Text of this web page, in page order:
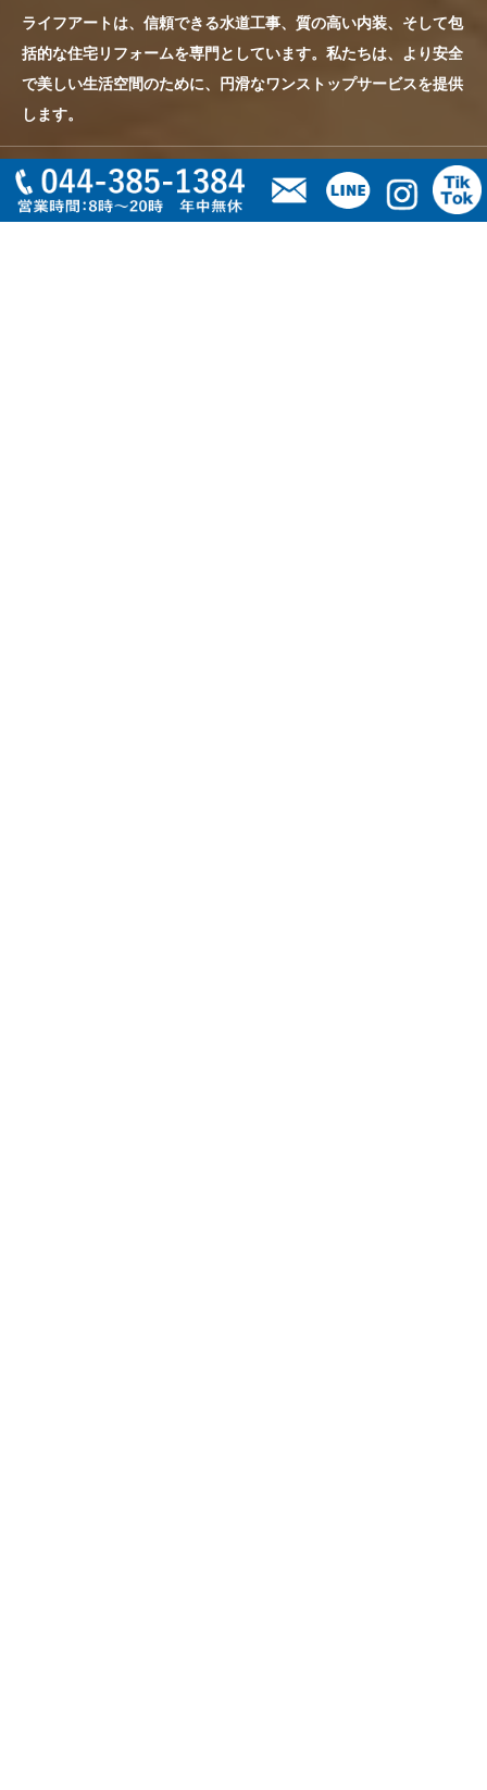
ライフアートは、信頼できる水道工事、質の高い内装、そして包
括的な住宅リフォームを専門としています。私たちは、より安全
で美しい生活空間のために、円滑なワンストップサービスを提供
します。
2025.12.10
ホームページオープンしました。